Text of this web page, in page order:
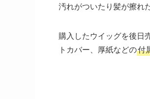
汚れがついたり髪が擦れ
購入したウイッグを後日
トカバー、厚紙などの付